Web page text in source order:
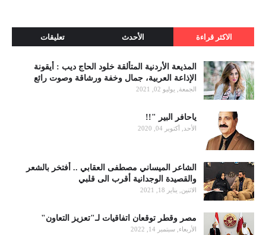
الاكثر قراءة الأحدث تعليقات
المذيعة الأردنية المتألقة خلود الحاج ديب : أيقونة
الإذاعة العربية، جمال وخفة ورشاقة وصوت رائع
الجمعة, يوليو 02, 2021
ياحافر البير "!!
الأحد, أكتوبر 04, 2020
الشاعر الميساني مصطفى العقابي .. أفتخر بالشعر
والقصيدة الوجدانية أقرب الى قلبي
الاثنين, يناير 18, 2021
مصر وقطر توقعان اتفاقيات لـ"تعزيز التعاون"
الأربعاء, سبتمبر 14, 2022